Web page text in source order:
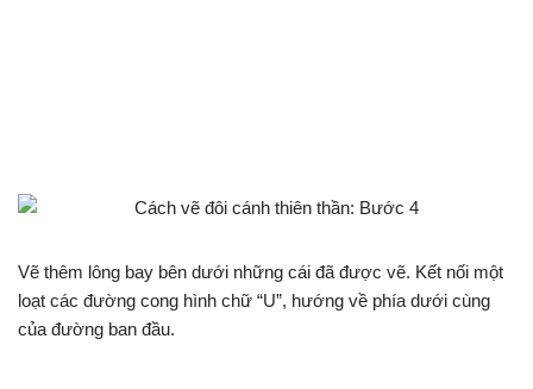
Vẽ thêm lông bay bên dưới những cái đã được vẽ. Kết nối một
loạt các đường cong hình chữ “U”, hướng về phía dưới cùng
của đường ban đầu.